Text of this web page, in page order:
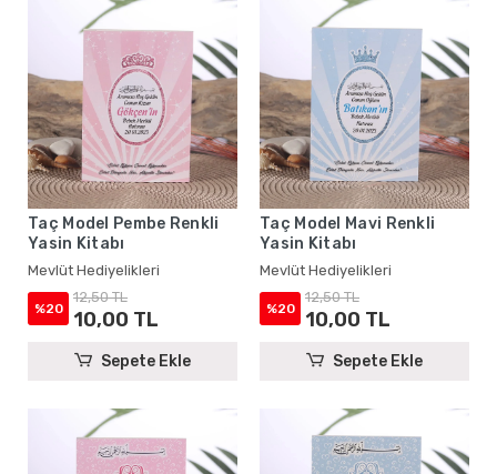
Taç Model Pembe Renkli
Yasin Kitabı
Mevlüt Hediyelikleri
%20
12,50 TL
10,00 TL
Sepete Ekle
Taç Model Mavi Renkli
Yasin Kitabı
Mevlüt Hediyelikleri
%20
12,50 TL
10,00 TL
Sepete Ekle